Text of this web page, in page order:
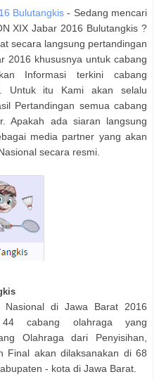
Bulutangkis - Sedang mencari
XIX Jabar 2016 Bulutangkis ?
secara langsung pertandingan
2016 khususnya untuk cabang
Informasi terkini cabang
. Untuk itu Kami akan selalu
Pertandingan semua cabang
Apakah ada siaran langsung
media partner yang akan
secara resmi.
di Jawa Barat 2016
cabang olahraga yang
Olahraga dari Penyisihan,
Final akan dilaksanakan di 68
- kota di Jawa Barat.